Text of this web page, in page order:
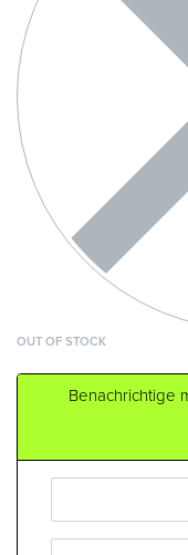
OUT OF STOCK
Benachrichtige